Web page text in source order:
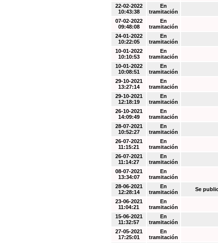
22-02-2022
10:43:38
En
tramitación
07-02-2022
09:48:08
En
tramitación
24-01-2022
10:22:05
En
tramitación
10-01-2022
10:10:53
En
tramitación
10-01-2022
10:08:51
En
tramitación
29-10-2021
13:27:14
En
tramitación
29-10-2021
12:18:19
En
tramitación
26-10-2021
14:09:49
En
tramitación
28-07-2021
10:52:27
En
tramitación
26-07-2021
11:15:21
En
tramitación
26-07-2021
11:14:27
En
tramitación
08-07-2021
13:34:07
En
tramitación
28-06-2021
12:28:14
En
tramitación
Se
23-06-2021
11:04:21
En
tramitación
15-06-2021
11:32:57
En
tramitación
27-05-2021
17:25:01
En
tramitación